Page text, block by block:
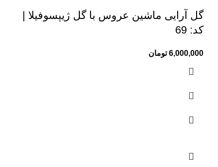
گل آرایی ماشین عروس با گل ژیپسوفیلا |
کد: 69
6,000,000 تومان